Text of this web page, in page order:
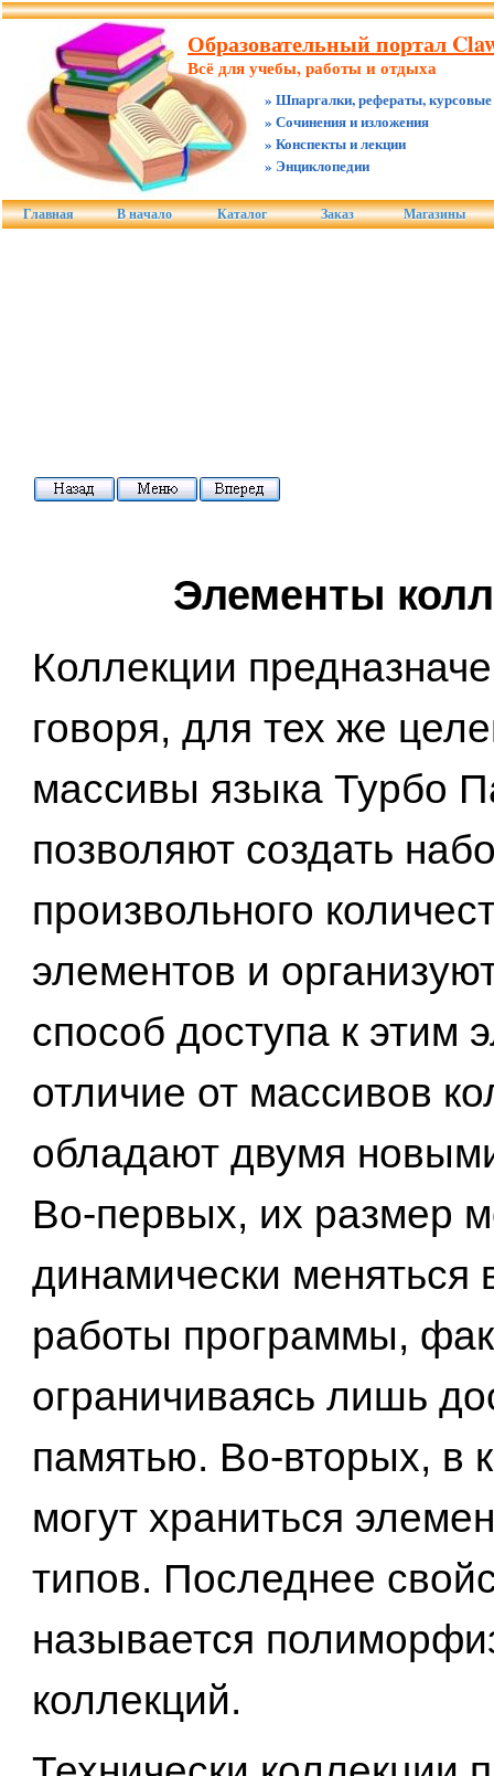
Образовательный портал
Всё для учебы, работы и отдыха
» Шпаргалки, рефераты, курсовые
» Сочинения и изложения
» Конспекты и лекции
» Энциклопедии
Главная В начало Каталог Заказ Магазины
Элементы
Коллекции
говоря, для тех же
массивы языка Турбо
позволяют создать
произвольного
элементов и
способ доступа к этим
отличие от массивов
обладают двумя
Во-первых, их размер
динамически меняться
работы программы,
ограничиваясь лишь
памятью. Во-вторых, в
могут храниться
типов. Последнее
называется
коллекций.